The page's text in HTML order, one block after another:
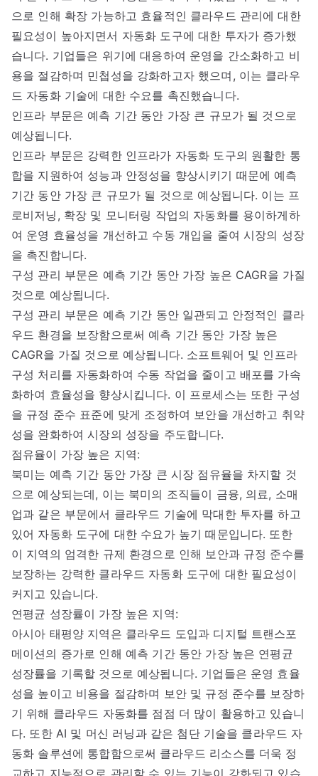
으로 인해 확장 가능하고 효율적인 클라우드 관리에 대한
필요성이 높아지면서 자동화 도구에 대한 투자가 증가했
습니다. 기업들은 위기에 대응하여 운영을 간소화하고 비
용을 절감하며 민첩성을 강화하고자 했으며, 이는 클라우
드 자동화 기술에 대한 수요를 촉진했습니다.
인프라 부문은 예측 기간 동안 가장 큰 규모가 될 것으로
예상됩니다.
인프라 부문은 강력한 인프라가 자동화 도구의 원활한 통
합을 지원하여 성능과 안정성을 향상시키기 때문에 예측
기간 동안 가장 큰 규모가 될 것으로 예상됩니다. 이는 프
로비저닝, 확장 및 모니터링 작업의 자동화를 용이하게하
여 운영 효율성을 개선하고 수동 개입을 줄여 시장의 성장
을 촉진합니다.
구성 관리 부문은 예측 기간 동안 가장 높은 CAGR을 가질
것으로 예상됩니다.
구성 관리 부문은 예측 기간 동안 일관되고 안정적인 클라
우드 환경을 보장함으로써 예측 기간 동안 가장 높은
CAGR을 가질 것으로 예상됩니다. 소프트웨어 및 인프라
구성 처리를 자동화하여 수동 작업을 줄이고 배포를 가속
화하여 효율성을 향상시킵니다. 이 프로세스는 또한 구성
을 규정 준수 표준에 맞게 조정하여 보안을 개선하고 취약
성을 완화하여 시장의 성장을 주도합니다.
점유율이 가장 높은 지역:
북미는 예측 기간 동안 가장 큰 시장 점유율을 차지할 것
으로 예상되는데, 이는 북미의 조직들이 금융, 의료, 소매
업과 같은 부문에서 클라우드 기술에 막대한 투자를 하고
있어 자동화 도구에 대한 수요가 높기 때문입니다. 또한
이 지역의 엄격한 규제 환경으로 인해 보안과 규정 준수를
보장하는 강력한 클라우드 자동화 도구에 대한 필요성이
커지고 있습니다.
연평균 성장률이 가장 높은 지역:
아시아 태평양 지역은 클라우드 도입과 디지털 트랜스포
메이션의 증가로 인해 예측 기간 동안 가장 높은 연평균
성장률을 기록할 것으로 예상됩니다. 기업들은 운영 효율
성을 높이고 비용을 절감하며 보안 및 규정 준수를 보장하
기 위해 클라우드 자동화를 점점 더 많이 활용하고 있습니
다. 또한 AI 및 머신 러닝과 같은 첨단 기술을 클라우드 자
동화 솔루션에 통합함으로써 클라우드 리소스를 더욱 정
교하고 지능적으로 관리할 수 있는 기능이 강화되고 있습